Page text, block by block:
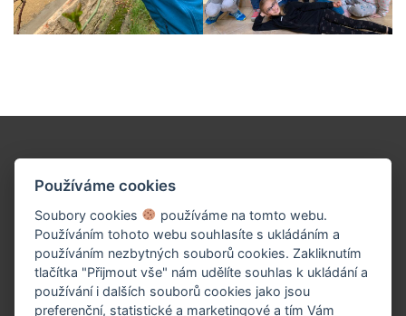
Podpořte naše dílo!
Používáme cookies
Soubory cookies
používáme na tomto webu.
Používáním tohoto webu souhlasíte s ukládáním a
používáním nezbytných souborů cookies. Zakliknutím
tlačítka "Přijmout vše" nám udělíte souhlas k ukládání a
používání i dalších souborů cookies jako jsou
preferenční, statistické a marketingové a tím Vám